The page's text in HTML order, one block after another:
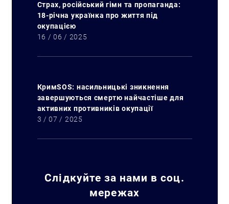
Страх, російський гімн та пропаганда:
18-річна українка про життя під
окупацією
16 / 06 / 2025
КримSOS: насильницькі зникнення
завершуються смертю найчастіше для
активних противників окупації
3 / 07 / 2025
Слідкуйте за нами в соц.
мережах